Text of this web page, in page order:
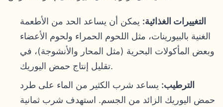
التغييرات الغذائية: يمكن أن يساعد الحد من الأطعمة
الغنية بالبيورينات، مثل اللحوم الحمراء ولحوم الأعضاء
وبعض المأكولات البحرية (مثل المحار والأنشوجة)، في
تقليل إنتاج حمض اليوريك.
الترطيب: يساعد شرب الكثير من الماء على طرد
حمض اليوريك الزائد من الجسم. استهدف شرب ثمانية